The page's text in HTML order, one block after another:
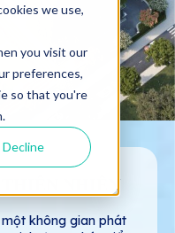
we use,
you visit our
preferences,
so that you're
Decline
NHIÊN
không gian phát